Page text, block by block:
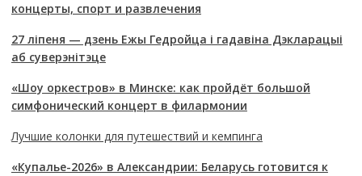
концерты, спорт и развлечения
27 ліпеня — дзень Ежы Гедройца і гадавіна Дэкларацыі
аб суверэнітэце
«Шоу оркестров» в Минске: как пройдёт большой
симфонический концерт в филармонии
Лучшие колонки для путешествий и кемпинга
«Купалье-2026» в Александрии: Беларусь готовится к